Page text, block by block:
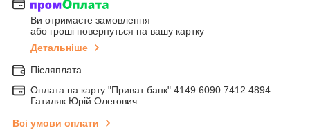
Ви отримаєте замовлення
або гроші повернуться на вашу картку
Детальніше
Післяплата
Оплата на карту "Приват банк" 4149 6090 7412 4894
Гатиляк Юрій Олегович
Всі умови оплати